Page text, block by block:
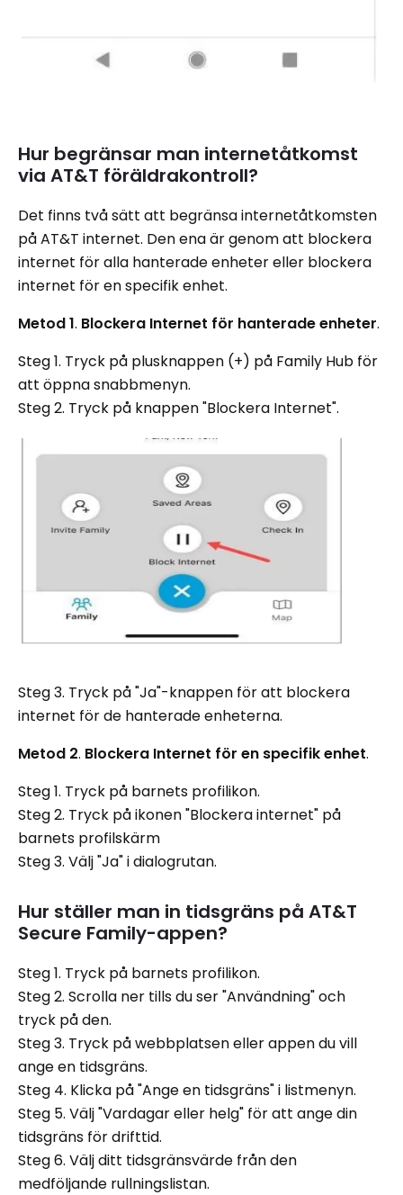
Hur begränsar man internetåtkomst
via AT&T föräldrakontroll?
Det finns två sätt att begränsa internetåtkomsten
på AT&T internet. Den ena är genom att blockera
internet för alla hanterade enheter eller blockera
internet för en specifik enhet.
Metod 1. Blockera Internet för hanterade enheter.
Steg 1. Tryck på plusknappen (+) på Family Hub för
att öppna snabbmenyn.
Steg 2. Tryck på knappen "Blockera Internet".
Steg 3. Tryck på "Ja"-knappen för att blockera
internet för de hanterade enheterna.
Metod 2. Blockera Internet för en specifik enhet.
Steg 1. Tryck på barnets profilikon.
Steg 2. Tryck på ikonen "Blockera internet" på
barnets profilskärm
Steg 3. Välj "Ja" i dialogrutan.
Hur ställer man in tidsgräns på AT&T
Secure Family-appen?
Steg 1. Tryck på barnets profilikon.
Steg 2. Scrolla ner tills du ser "Användning" och
tryck på den.
Steg 3. Tryck på webbplatsen eller appen du vill
ange en tidsgräns.
Steg 4. Klicka på "Ange en tidsgräns" i listmenyn.
Steg 5. Välj "Vardagar eller helg" för att ange din
tidsgräns för drifttid.
Steg 6. Välj ditt tidsgränsvärde från den
medföljande rullningslistan.